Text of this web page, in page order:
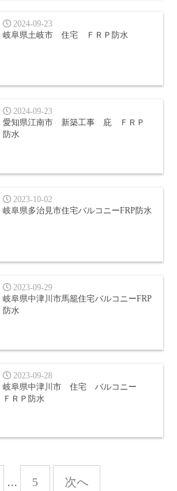
2024-09-23
岐阜県土岐市 住宅 ＦＲＰ防水
2024-09-23
愛知県江南市 新築工事 庇 ＦＲＰ
防水
2023-10-02
岐阜県多治見市住宅バルコニーFRP防水
2023-09-29
岐阜県中津川市馬籠住宅バルコニーFRP
防水
2023-09-28
岐阜県中津川市 住宅 バルコニー
ＦＲＰ防水
… 5 次へ